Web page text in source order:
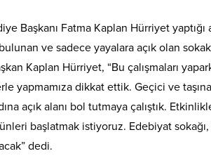
Başkanı Fatma Kaplan Hürriyet
bulunan ve sadece yayalara açık olan
Kaplan Hürriyet, “Bu çalışmaları
yapmamıza dikkat ettik. Geçici ve
açık alanı bol tutmaya çalıştık.
başlatmak istiyoruz. Edebiyat
dedi.